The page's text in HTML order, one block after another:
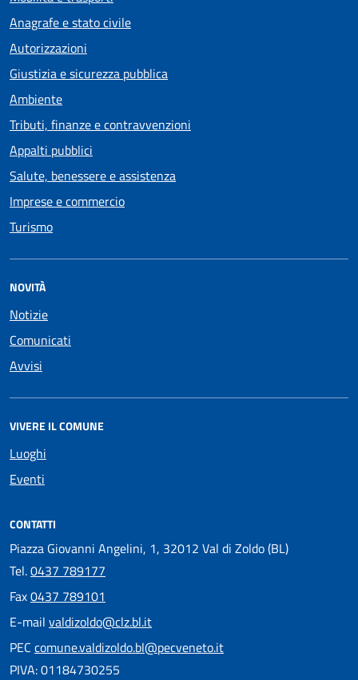
Anagrafe e stato civile
Autorizzazioni
Giustizia e sicurezza pubblica
Ambiente
Tributi, finanze e contravvenzioni
Appalti pubblici
Salute, benessere e assistenza
Imprese e commercio
Turismo
NOVITÀ
Notizie
Comunicati
Avvisi
VIVERE IL COMUNE
Luoghi
Eventi
CONTATTI
Piazza Giovanni Angelini, 1, 32012 Val di Zoldo (BL)
Tel.0437 789177
Fax0437 789101
E-mail valdizoldo@clz.bl.it
PEC comune.valdizoldo.bl@pecveneto.it
PIVA: 01184730255